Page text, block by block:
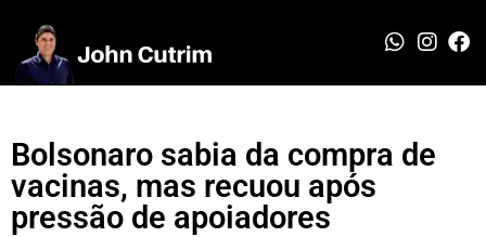
Bolsonaro sabia da compra de
vacinas, mas recuou após
pressão de apoiadores